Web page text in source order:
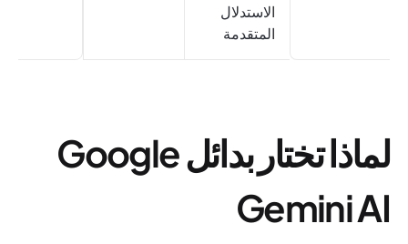
الاستدلال
المتقدمة
لماذا تختار بدائل Google
Gemini AI